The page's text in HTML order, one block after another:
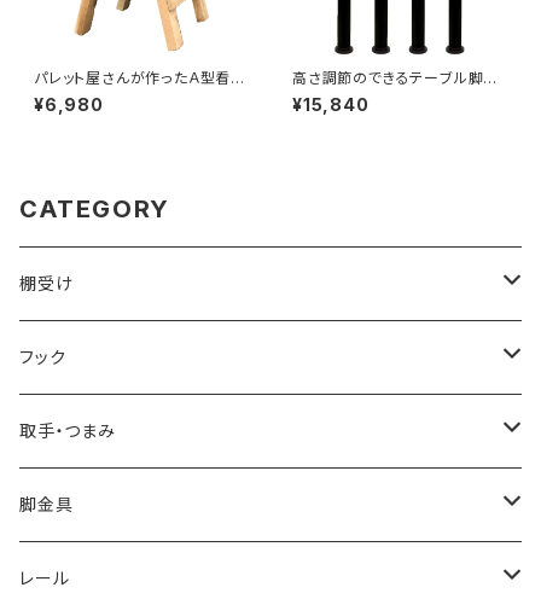
パレット屋さんが作ったＡ型看板
キット_ブラック（IDS-010）
¥6,980
高さ調節のできるテーブル脚
570~770mm ブラック
¥15,840
CATEGORY
棚受け
ブレース棚受け
フック
ビス留め
取手・つまみ
取手
つまみ
脚金具
アジャスター
レール